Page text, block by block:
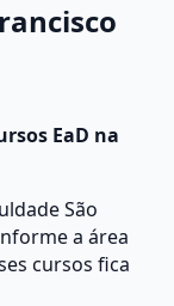
EaD na
São
a área
cursos fica